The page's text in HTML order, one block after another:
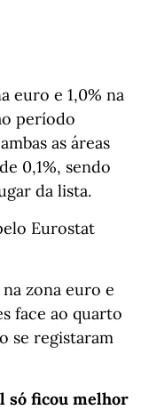
euro e 1,0% na
período
as áreas
0,1%, sendo
da lista.
Eurostat
zona euro e
face ao quarto
se registaram
só ficou melhor